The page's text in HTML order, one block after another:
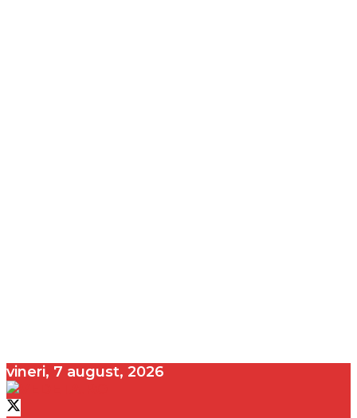
vineri, 7 august, 2026